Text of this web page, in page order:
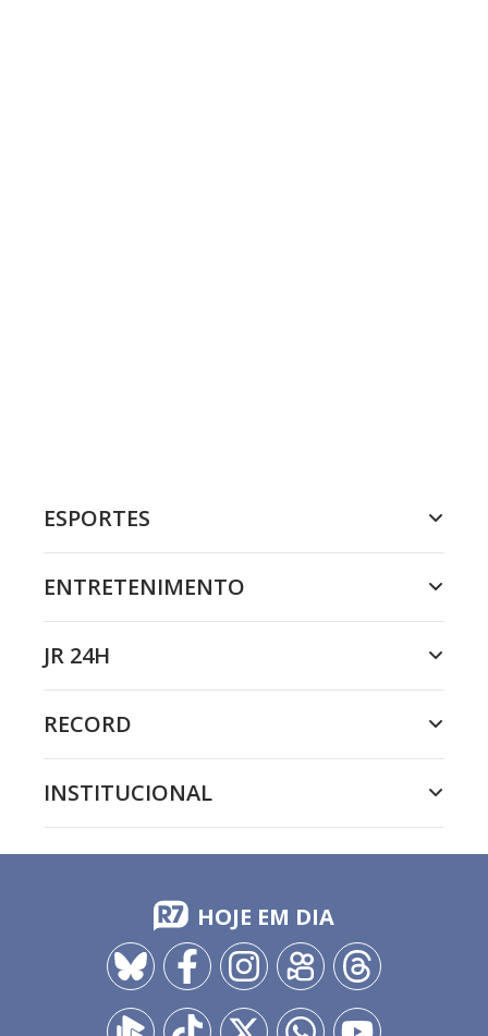
ESPORTES
ENTRETENIMENTO
JR 24H
RECORD
INSTITUCIONAL
HOJE EM DIA